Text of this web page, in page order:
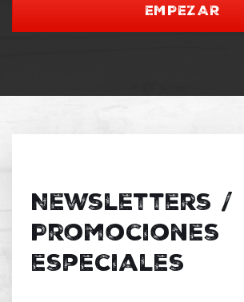
EMPEZAR
Newsletters /
Promociones
especiales